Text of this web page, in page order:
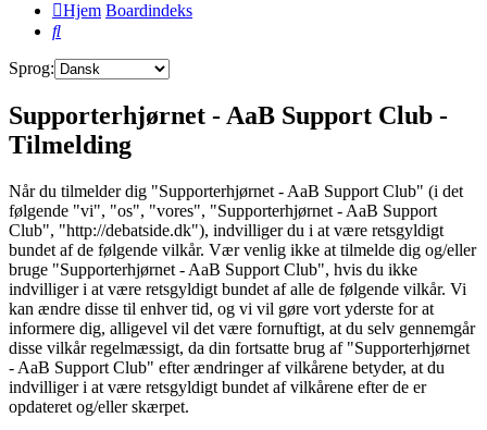
Hjem Boardindeks
Søg
Sprog:
Supporterhjørnet - AaB Support Club -
Tilmelding
Når du tilmelder dig "Supporterhjørnet - AaB Support Club" (i det
følgende "vi", "os", "vores", "Supporterhjørnet - AaB Support
Club", "http://debatside.dk"), indvilliger du i at være retsgyldigt
bundet af de følgende vilkår. Vær venlig ikke at tilmelde dig og/eller
bruge "Supporterhjørnet - AaB Support Club", hvis du ikke
indvilliger i at være retsgyldigt bundet af alle de følgende vilkår. Vi
kan ændre disse til enhver tid, og vi vil gøre vort yderste for at
informere dig, alligevel vil det være fornuftigt, at du selv gennemgår
disse vilkår regelmæssigt, da din fortsatte brug af "Supporterhjørnet
- AaB Support Club" efter ændringer af vilkårene betyder, at du
indvilliger i at være retsgyldigt bundet af vilkårene efter de er
opdateret og/eller skærpet.